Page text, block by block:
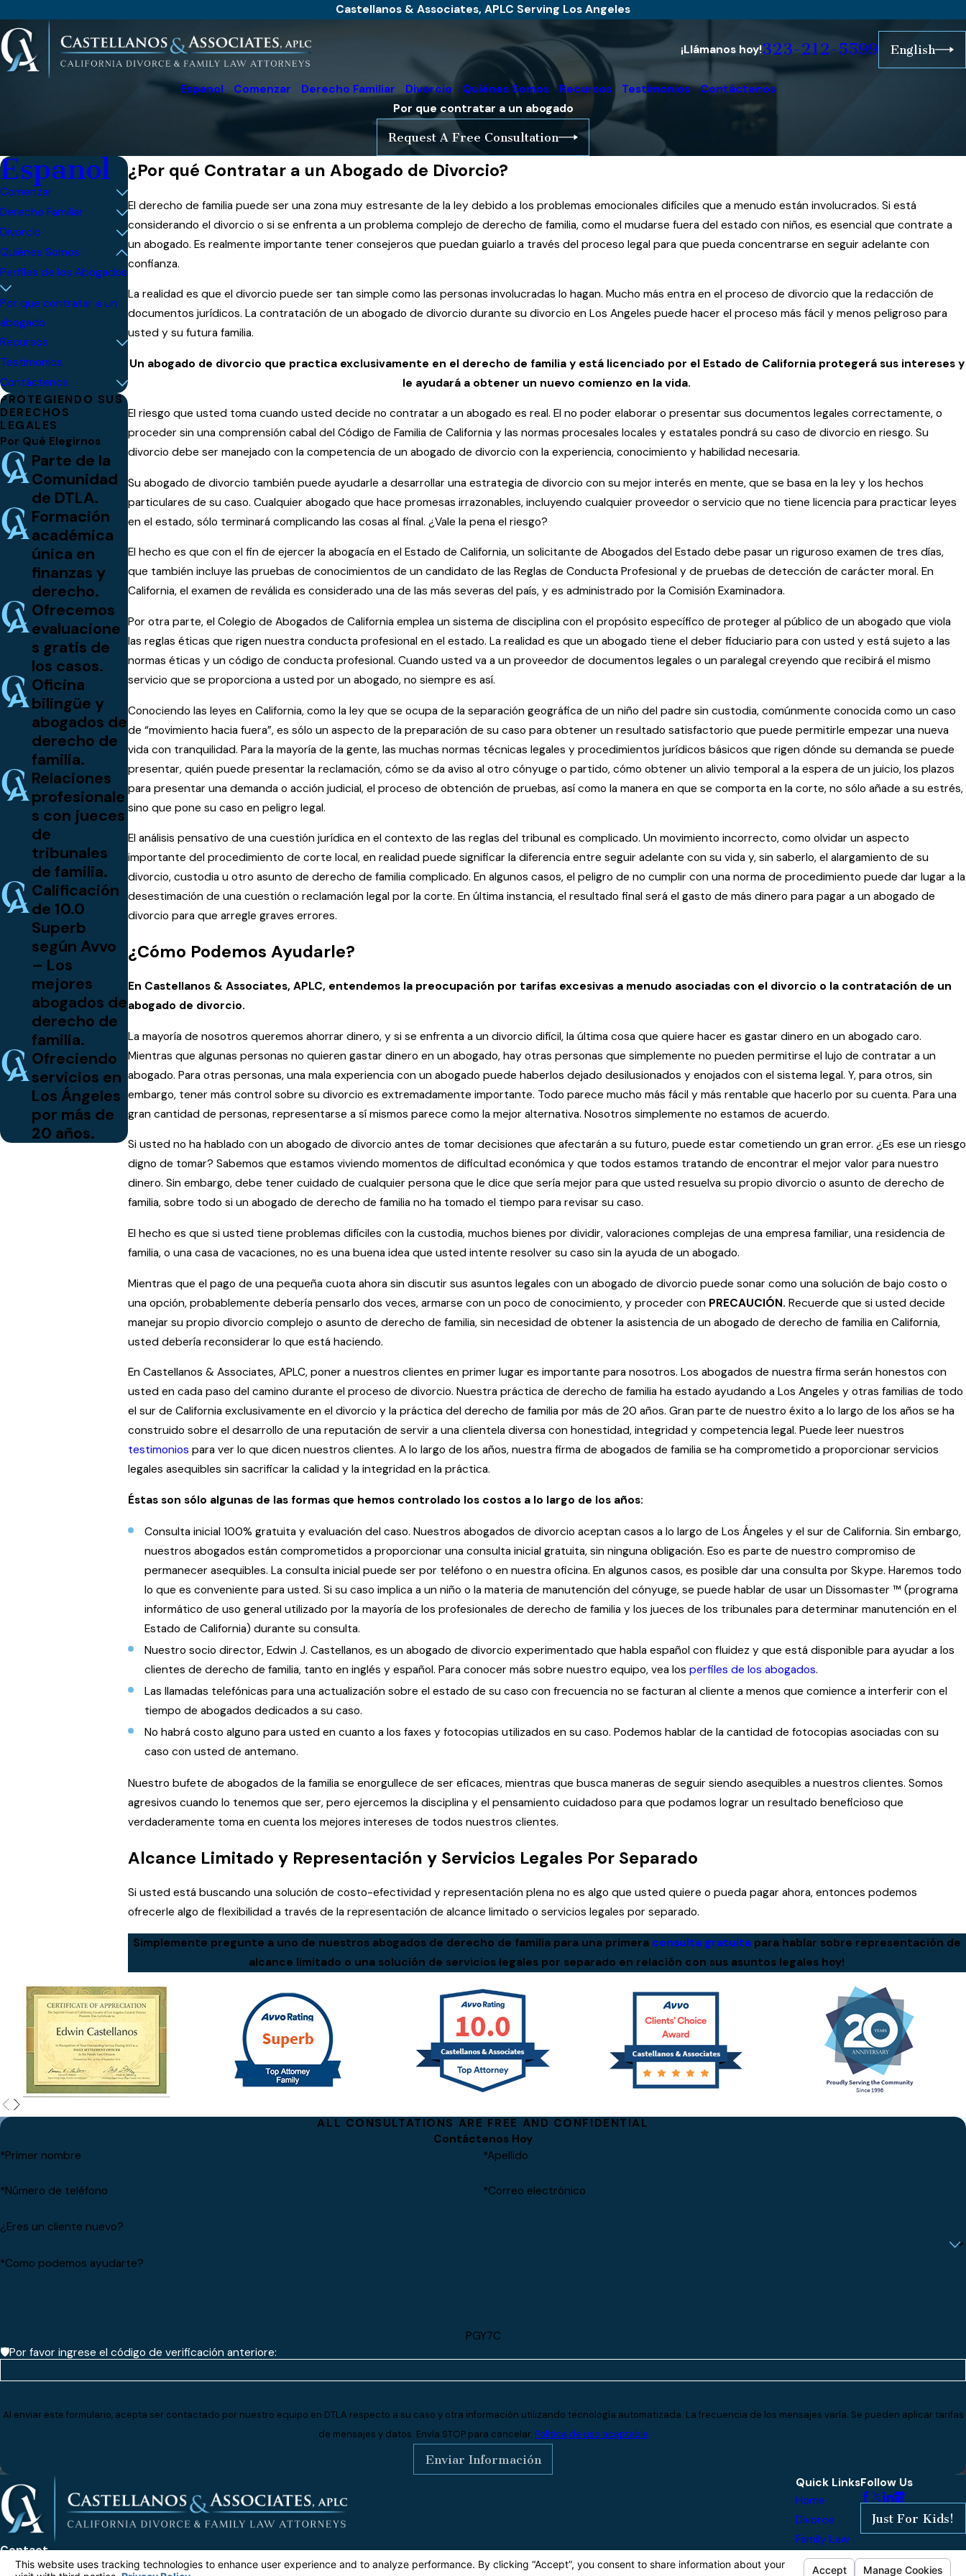
Castellanos & Associates, APLC Serving Los Angeles
¡Llámanos hoy!323-212-5599 English
Espanol Comenzar Derecho Familiar Divorcio Quiénes Somos Recursos Testimonios
Contáctenos
Por que contratar a un abogado
Request A Free Consultation
¿Por qué Contratar a un Abogado de Divorcio?
El derecho de familia puede ser una zona muy estresante de la ley debido a los problemas emocionales difíciles que a menudo están involucrados. Si está
considerando el divorcio o si se enfrenta a un problema complejo de derecho de familia, como el mudarse fuera del estado con niños, es esencial que contrate a
un abogado. Es realmente importante tener consejeros que puedan guiarlo a través del proceso legal para que pueda concentrarse en seguir adelante con
confianza.
La realidad es que el divorcio puede ser tan simple como las personas involucradas lo hagan. Mucho más entra en el proceso de divorcio que la redacción de
documentos jurídicos. La contratación de un abogado de divorcio durante su divorcio en Los Angeles puede hacer el proceso más fácil y menos peligroso para
usted y su futura familia.
Un abogado de divorcio que practica exclusivamente en el derecho de familia y está licenciado por el Estado de California protegerá sus intereses y
le ayudará a obtener un nuevo comienzo en la vida.
El riesgo que usted toma cuando usted decide no contratar a un abogado es real. El no poder elaborar o presentar sus documentos legales correctamente, o
proceder sin una comprensión cabal del Código de Familia de California y las normas procesales locales y estatales pondrá su caso de divorcio en riesgo. Su
divorcio debe ser manejado con la competencia de un abogado de divorcio con la experiencia, conocimiento y habilidad necesaria.
Su abogado de divorcio también puede ayudarle a desarrollar una estrategia de divorcio con su mejor interés en mente, que se basa en la ley y los hechos
particulares de su caso. Cualquier abogado que hace promesas irrazonables, incluyendo cualquier proveedor o servicio que no tiene licencia para practicar leyes
en el estado, sólo terminará complicando las cosas al final. ¿Vale la pena el riesgo?
El hecho es que con el fin de ejercer la abogacía en el Estado de California, un solicitante de Abogados del Estado debe pasar un riguroso examen de tres días,
que también incluye las pruebas de conocimientos de un candidato de las Reglas de Conducta Profesional y de pruebas de detección de carácter moral. En
California, el examen de reválida es considerado una de las más severas del país, y es administrado por la Comisión Examinadora.
Por otra parte, el Colegio de Abogados de California emplea un sistema de disciplina con el propósito específico de proteger al público de un abogado que viola
las reglas éticas que rigen nuestra conducta profesional en el estado. La realidad es que un abogado tiene el deber fiduciario para con usted y está sujeto a las
normas éticas y un código de conducta profesional. Cuando usted va a un proveedor de documentos legales o un paralegal creyendo que recibirá el mismo
servicio que se proporciona a usted por un abogado, no siempre es así.
Conociendo las leyes en California, como la ley que se ocupa de la separación geográfica de un niño del padre sin custodia, comúnmente conocida como un caso
de “movimiento hacia fuera”, es sólo un aspecto de la preparación de su caso para obtener un resultado satisfactorio que puede permitirle empezar una nueva
vida con tranquilidad. Para la mayoría de la gente, las muchas normas técnicas legales y procedimientos jurídicos básicos que rigen dónde su demanda se puede
presentar, quién puede presentar la reclamación, cómo se da aviso al otro cónyuge o partido, cómo obtener un alivio temporal a la espera de un juicio, los plazos
para presentar una demanda o acción judicial, el proceso de obtención de pruebas, así como la manera en que se comporta en la corte, no sólo añade a su estrés,
sino que pone su caso en peligro legal.
El análisis pensativo de una cuestión jurídica en el contexto de las reglas del tribunal es complicado. Un movimiento incorrecto, como olvidar un aspecto
importante del procedimiento de corte local, en realidad puede significar la diferencia entre seguir adelante con su vida y, sin saberlo, el alargamiento de su
divorcio, custodia u otro asunto de derecho de familia complicado. En algunos casos, el peligro de no cumplir con una norma de procedimiento puede dar lugar a la
desestimación de una cuestión o reclamación legal por la corte. En última instancia, el resultado final será el gasto de más dinero para pagar a un abogado de
divorcio para que arregle graves errores.
¿Cómo Podemos Ayudarle?
En Castellanos & Associates, APLC, entendemos la preocupación por tarifas excesivas a menudo asociadas con el divorcio o la contratación de un
abogado de divorcio.
La mayoría de nosotros queremos ahorrar dinero, y si se enfrenta a un divorcio difícil, la última cosa que quiere hacer es gastar dinero en un abogado caro.
Mientras que algunas personas no quieren gastar dinero en un abogado, hay otras personas que simplemente no pueden permitirse el lujo de contratar a un
abogado. Para otras personas, una mala experiencia con un abogado puede haberlos dejado desilusionados y enojados con el sistema legal. Y, para otros, sin
embargo, tener más control sobre su divorcio es extremadamente importante. Todo parece mucho más fácil y más rentable que hacerlo por su cuenta. Para una
gran cantidad de personas, representarse a sí mismos parece como la mejor alternativa. Nosotros simplemente no estamos de acuerdo.
Si usted no ha hablado con un abogado de divorcio antes de tomar decisiones que afectarán a su futuro, puede estar cometiendo un gran error. ¿Es ese un riesgo
digno de tomar? Sabemos que estamos viviendo momentos de dificultad económica y que todos estamos tratando de encontrar el mejor valor para nuestro
dinero. Sin embargo, debe tener cuidado de cualquier persona que le dice que sería mejor para que usted resuelva su propio divorcio o asunto de derecho de
familia, sobre todo si un abogado de derecho de familia no ha tomado el tiempo para revisar su caso.
El hecho es que si usted tiene problemas difíciles con la custodia, muchos bienes por dividir, valoraciones complejas de una empresa familiar, una residencia de
familia, o una casa de vacaciones, no es una buena idea que usted intente resolver su caso sin la ayuda de un abogado.
Mientras que el pago de una pequeña cuota ahora sin discutir sus asuntos legales con un abogado de divorcio puede sonar como una solución de bajo costo o
una opción, probablemente debería pensarlo dos veces, armarse con un poco de conocimiento, y proceder con PRECAUCIÓN. Recuerde que si usted decide
manejar su propio divorcio complejo o asunto de derecho de familia, sin necesidad de obtener la asistencia de un abogado de derecho de familia en California,
usted debería reconsiderar lo que está haciendo.
En Castellanos & Associates, APLC, poner a nuestros clientes en primer lugar es importante para nosotros. Los abogados de nuestra firma serán honestos con
usted en cada paso del camino durante el proceso de divorcio. Nuestra práctica de derecho de familia ha estado ayudando a Los Angeles y otras familias de todo
el sur de California exclusivamente en el divorcio y la práctica del derecho de familia por más de 20 años. Gran parte de nuestro éxito a lo largo de los años se ha
construido sobre el desarrollo de una reputación de servir a una clientela diversa con honestidad, integridad y competencia legal. Puede leer nuestros
testimonios para ver lo que dicen nuestros clientes. A lo largo de los años, nuestra firma de abogados de familia se ha comprometido a proporcionar servicios
legales asequibles sin sacrificar la calidad y la integridad en la práctica.
Éstas son sólo algunas de las formas que hemos controlado los costos a lo largo de los años:
Consulta inicial 100% gratuita y evaluación del caso. Nuestros abogados de divorcio aceptan casos a lo largo de Los Ángeles y el sur de California. Sin embargo,
nuestros abogados están comprometidos a proporcionar una consulta inicial gratuita, sin ninguna obligación. Eso es parte de nuestro compromiso de
permanecer asequibles. La consulta inicial puede ser por teléfono o en nuestra oficina. En algunos casos, es posible dar una consulta por Skype. Haremos todo
lo que es conveniente para usted. Si su caso implica a un niño o la materia de manutención del cónyuge, se puede hablar de usar un Dissomaster ™ (programa
informático de uso general utilizado por la mayoría de los profesionales de derecho de familia y los jueces de los tribunales para determinar manutención en el
Estado de California) durante su consulta.
Nuestro socio director, Edwin J. Castellanos, es un abogado de divorcio experimentado que habla español con fluidez y que está disponible para ayudar a los
clientes de derecho de familia, tanto en inglés y español. Para conocer más sobre nuestro equipo, vea losperfiles de los abogados.
Las llamadas telefónicas para una actualización sobre el estado de su caso con frecuencia no se facturan al cliente a menos que comience a interferir con el
tiempo de abogados dedicados a su caso.
No habrá costo alguno para usted en cuanto a los faxes y fotocopias utilizados en su caso. Podemos hablar de la cantidad de fotocopias asociadas con su
caso con usted de antemano.
Nuestro bufete de abogados de la familia se enorgullece de ser eficaces, mientras que busca maneras de seguir siendo asequibles a nuestros clientes. Somos
agresivos cuando lo tenemos que ser, pero ejercemos la disciplina y el pensamiento cuidadoso para que podamos lograr un resultado beneficioso que
verdaderamente toma en cuenta los mejores intereses de todos nuestros clientes.
Alcance Limitado y Representación y Servicios Legales Por Separado
Si usted está buscando una solución de costo-efectividad y representación plena no es algo que usted quiere o pueda pagar ahora, entonces podemos
ofrecerle algo de flexibilidad a través de la representación de alcance limitado o servicios legales por separado.
Simplemente pregunte a uno de nuestros abogados de derecho de familia para una primera consulta gratuitapara hablar sobre representación de
alcance limitado o una solución de servicios legales por separado en relación con sus asuntos legales hoy!
Espanol
Comenzar
Derecho Familiar
Divorcio
Quiénes Somos
Perfiles de los Abogados
Por que contratar a un
abogado
Recursos
Testimonios
Contáctenos
PROTEGIENDO SUS
DERECHOS
LEGALES
Por Qué Elegirnos
Parte de la
Comunidad
de DTLA.
Formación
académica
única en
finanzas y
derecho.
Ofrecemos
evaluacione
s gratis de
los casos.
Oficina
bilingüe y
abogados de
derecho de
familia.
Relaciones
profesionale
s con jueces
de
tribunales
de familia.
Calificación
de 10.0
Superb
según Avvo
– Los
mejores
abogados de
derecho de
familia.
Ofreciendo
servicios en
Los Ángeles
por más de
20 años.
ALL CONSULTATIONS ARE FREE AND CONFIDENTIAL
Contáctenos Hoy
*Primer nombre
*Apellido
*Número de teléfono *Correo electrónico
¿Eres un cliente nuevo?
*Como podemos ayudarte?
PGY7C
🛡️Por favor ingrese el código de verificación anteriore:
Al enviar este formulario, acepta ser contactado por nuestro equipo en DTLA respecto a su caso y otra información utilizando tecnología automatizada. La frecuencia de los mensajes varía. Se pueden aplicar tarifas
de mensajes y datos. Envía STOP para cancelar. Política de uso aceptable
Enviar Información
Contact
323-212-5599
Address
Quick Links
Home
Divorce
Family Law
Reviews
Follow Us
Just For Kids!